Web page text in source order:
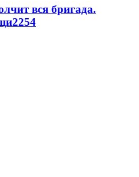
вся бригада.
2254